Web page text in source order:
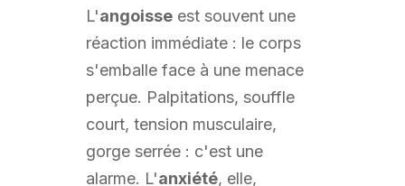
L'angoisseest souvent une
réaction immédiate : le corps
s'emballe face à une menace
perçue. Palpitations, souffle
court, tension musculaire,
gorge serrée : c'est une
alarme. L'anxiété, elle,